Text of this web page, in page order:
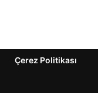
Çerez Politikası